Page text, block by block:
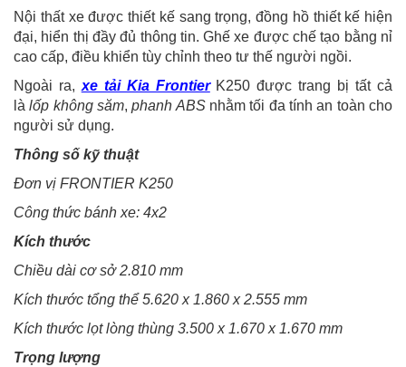
Nội thất xe được thiết kế sang trọng, đồng hồ thiết kế hiện
đại, hiển thị đầy đủ thông tin. Ghế xe được chế tạo bằng nỉ
cao cấp, điều khiển tùy chỉnh theo tư thế người ngồi.
Ngoài ra, xe tải Kia FrontierK250 được trang bị tất cả
làlốp không săm,phanh ABSnhằm tối đa tính an toàn cho
người sử dụng.
Thông số kỹ thuật
Đơn vị FRONTIER K250
Công thức bánh xe: 4x2
Kích thước
Chiều dài cơ sở2.810 mm
Kích thước tổng thể5.620 x 1.860 x 2.555 mm
Kích thước lọt lòng thùng 3.500 x 1.670 x 1.670 mm
Trọng lượng